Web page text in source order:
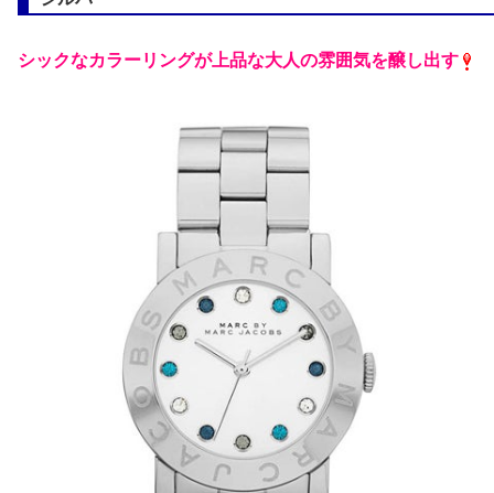
シックなカラーリングが上品な大人の雰囲気を醸し出す